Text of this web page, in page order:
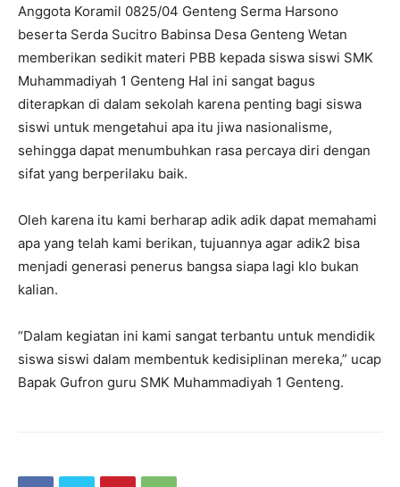
Anggota Koramil 0825/04 Genteng Serma Harsono
beserta Serda Sucitro Babinsa Desa Genteng Wetan
memberikan sedikit materi PBB kepada siswa siswi SMK
Muhammadiyah 1 Genteng Hal ini sangat bagus
diterapkan di dalam sekolah karena penting bagi siswa
siswi untuk mengetahui apa itu jiwa nasionalisme,
sehingga dapat menumbuhkan rasa percaya diri dengan
sifat yang berperilaku baik.
Oleh karena itu kami berharap adik adik dapat memahami
apa yang telah kami berikan, tujuannya agar adik2 bisa
menjadi generasi penerus bangsa siapa lagi klo bukan
kalian.
“Dalam kegiatan ini kami sangat terbantu untuk mendidik
siswa siswi dalam membentuk kedisiplinan mereka,” ucap
Bapak Gufron guru SMK Muhammadiyah 1 Genteng.